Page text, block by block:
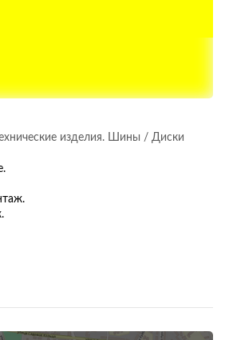
изделия​. Шины / Диски